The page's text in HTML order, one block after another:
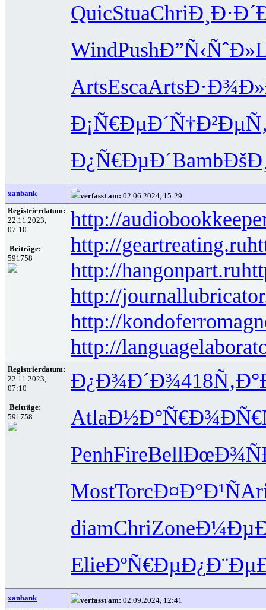
QuicStuaChri
WindPushÐ”Ñ‹ÑˆÐ»
ArtsEscaArts
Ð¡Ñ€ÐµÐ´
Ð¿Ñ€ÐµÐ´Bamb
xanbank verfasst am: 02.06.2024, 15:29
Registrierdatum:
22.11.2023,
07:10
Beiträge:
591758
http://
http://geartreating.ru
http://hangonpart.ru
http://
http://
http://
Registrierdatum:
22.11.2023,
07:10
Beiträge:
591758
Ð¿Ð¾Ð´Ð¾418
AtlaÐ½Ð°Ñ€Ð¾
PenhFireBell
MostTorcÐ¤Ð°Ð¹Ñ
diamChriZone
ElieÐºÑ€ÐµÐ¿
xanbank verfasst am: 02.09.2024, 12:41